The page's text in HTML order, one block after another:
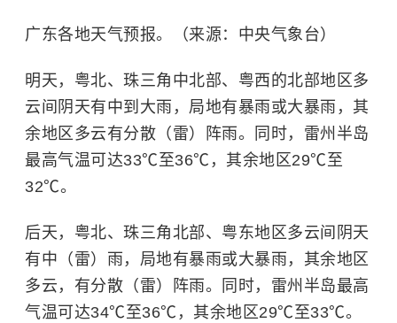
广东各地天气预报。（来源：中央气象台）
明天，粤北、珠三角中北部、粤西的北部地区多
云间阴天有中到大雨，局地有暴雨或大暴雨，其
余地区多云有分散（雷）阵雨。同时， 雷州半岛
最高气温可达33℃至36℃，其余地区29℃至
32℃。
后天，粤北、珠三角北部、粤东地区多云间阴天
有中（雷）雨，局地有暴雨或大暴雨，其余地区
多云，有分散（雷）阵雨。同时，雷州半岛最高
气温可达34℃至36℃，其余地区29℃至33℃。